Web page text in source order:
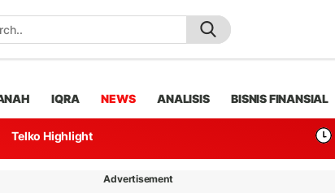
IQRA NEWS ANALISIS BISNIS FINANSIAL
Telko Highlight
Advertisement